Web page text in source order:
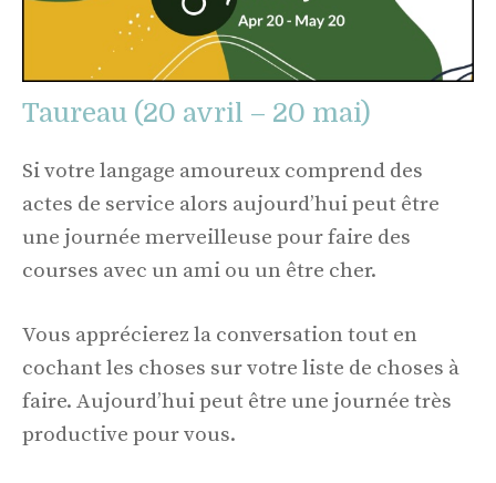
Taureau (20 avril – 20 mai)
Si votre langage amoureux comprend des
actes de service alors aujourd’hui peut être
une journée merveilleuse pour faire des
courses avec un ami ou un être cher.
Vous apprécierez la conversation tout en
cochant les choses sur votre liste de choses à
faire. Aujourd’hui peut être une journée très
productive pour vous.